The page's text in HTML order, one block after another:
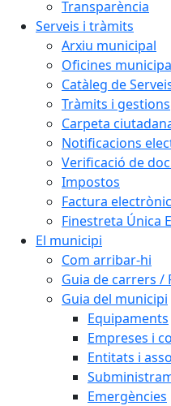
Transparència
Serveis i tràmits
Arxiu municipal
Oficines
Catàleg de
Tràmits i gestions
Carpeta
Notificacions
Verificació de
Impostos
Factura
Finestreta Única
El municipi
Com arribar-hi
Guia de carrers /
Guia del municipi
Equipaments
Empreses i
Entitats i
Emergències